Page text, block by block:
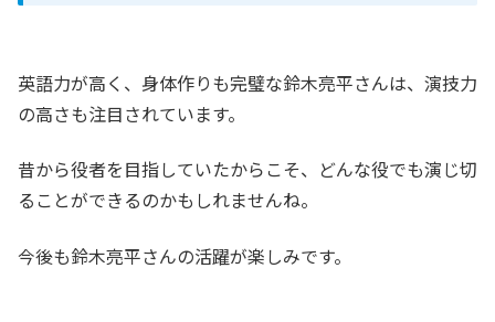
英語力が高く、身体作りも完璧な鈴木亮平さんは、演技力
の高さも注目されています。
昔から役者を目指していたからこそ、どんな役でも演じ切
ることができるのかもしれませんね。
今後も鈴木亮平さんの活躍が楽しみです。